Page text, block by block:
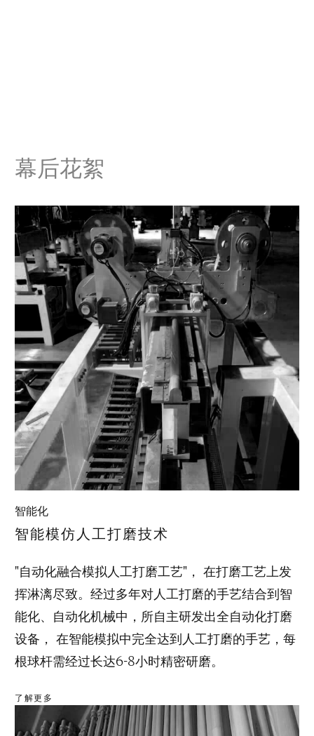
4.0 - 6.0 kgf
幕后花絮
智能化
智能模仿人工打磨技术
"自动化融合模拟人工打磨工艺"， 在打磨工艺上发
挥淋漓尽致。经过多年对人工打磨的手艺结合到智
能化、自动化机械中，所自主研发出全自动化打磨
设备， 在智能模拟中完全达到人工打磨的手艺，每
根球杆需经过长达6-8小时精密研磨。
了解更多